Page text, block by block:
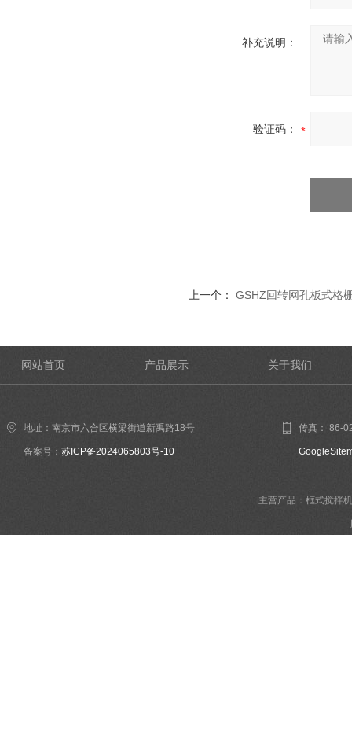
补充说明：
验证码：
上一个： GSHZ回转网孔板式格
网站首页 产品展示 关于我们
地址：南京市六合区横梁街道新禹路18号
备案号： 苏ICP备2024065803号-10
传真： 86-
主营产品：框式搅拌